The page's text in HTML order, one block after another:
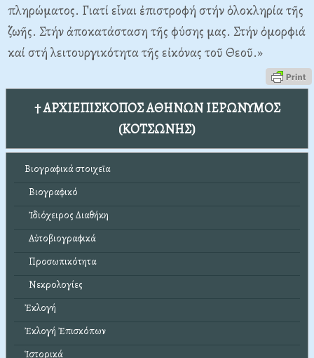
πληρώματος. Γιατί εἶναι ἐπιστροφή στήν ὁλοκληρία τῆς
ζωῆς. Στήν ἀποκατάσταση τῆς φύσης μας. Στήν ὀμορφιά
καί στή λειτουργικότητα τῆς εἰκόνας τοῦ Θεοῦ.»
† ΑΡΧΙΕΠΙΣΚΟΠΟΣ ΑΘΗΝΩΝ ΙΕΡΩΝΥΜΟΣ
(ΚΟΤΣΩΝΗΣ)
Βιογραφικά στοιχεῖα
Βιογραφικό
Ἰδιόχειρος Διαθήκη
Αὐτοβιογραφικά
Προσωπικότητα
Νεκρολογίες
Ἐκλογή
Ἐκλογή Ἐπισκόπων
Ἱστορικά